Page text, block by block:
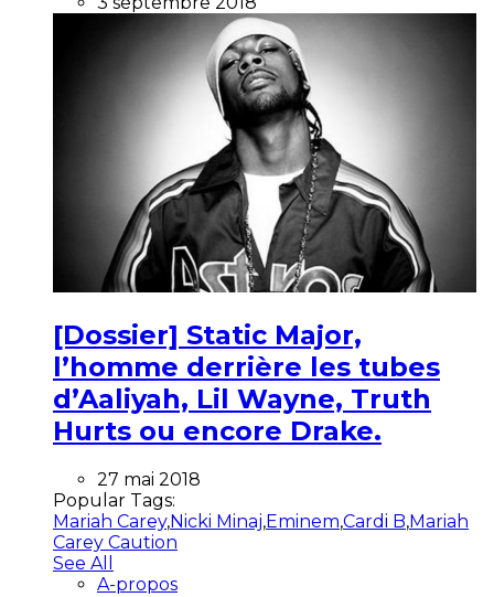
[Dossier] Static Major,
l’homme derrière les tubes
d’Aaliyah, Lil Wayne, Truth
Hurts ou encore Drake.
27 mai 2018
Popular Tags:
Mariah Carey,Nicki Minaj,Eminem,Cardi B,Mariah
Carey Caution
See All
A-propos